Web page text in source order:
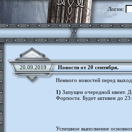
Логин:
20.09.2019 Новости от 20 сентября.
Немного новостей перед
1) Запущен очередной ивент.
Форпоста. Будет активен до
Успешное выполнение